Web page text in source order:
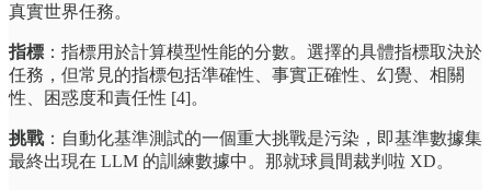
真實世界任務。
指標 ：指標用於計算模型性能的分數。選擇的具體指標取決於
任務，但常見的指標包括準確性、事實正確性、幻覺、相關
性、困惑度和責任性 [4]。
挑戰 ：自動化基準測試的一個重大挑戰是污染，即基準數據集
最終出現在 LLM 的訓練數據中。那就球員間裁判啦 XD。